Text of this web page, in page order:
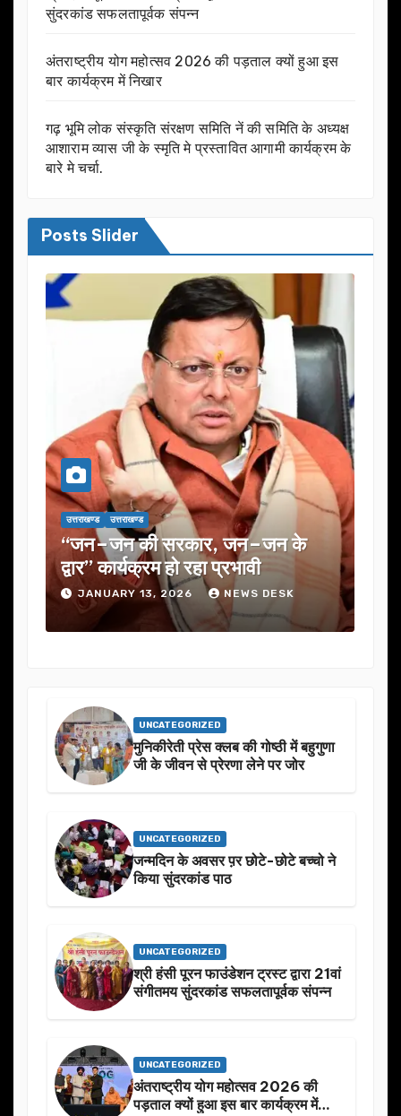
सुंदरकांड सफलतापूर्वक संपन्न
अंतराष्ट्रीय योग महोत्सव 2026 की पड़ताल क्यों हुआ इस
बार कार्यक्रम में निखार
गढ़ भूमि लोक संस्कृति संरक्षण समिति नें की समिति के अध्यक्ष
आशाराम व्यास जी के स्मृति मे प्रस्तावित आगामी कार्यक्रम के
बारे मे चर्चा.
Posts Slider
की सरकार, जन–जन के
हो रहा प्रभावी
13, 2026 NEWS DESK
उत्तराखण्ड
यूजेवीएन लिमिटेड
में कई अहम
JANUARY 13, 2026
UNCATEGORIZED
मुनिकीरेती प्रेस क्लब की गोष्ठी में बहुगुणा
जी के जीवन से प्रेरणा लेने पर जोर
UNCATEGORIZED
जन्मदिन के अवसर प़र छोटे-छोटे बच्चो ने
किया सुंदरकांड पाठ
UNCATEGORIZED
श्री हंसी पूरन फाउंडेशन ट्रस्ट द्वारा 21वां
संगीतमय सुंदरकांड सफलतापूर्वक संपन्न
UNCATEGORIZED
अंतराष्ट्रीय योग महोत्सव 2026 की
पड़ताल क्यों हुआ इस बार कार्यक्रम में